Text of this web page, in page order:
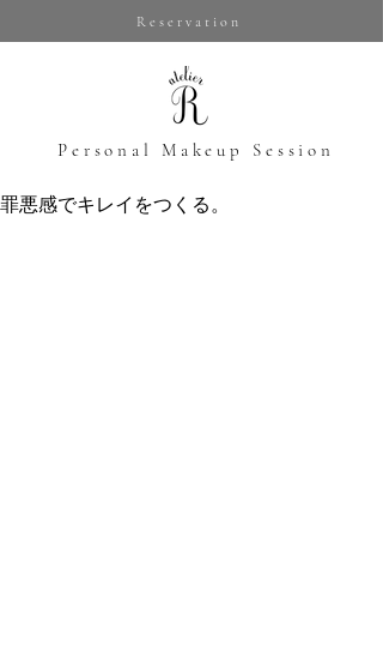
Reservation
​Personal Makeup Session
罪悪感でキレイをつくる。